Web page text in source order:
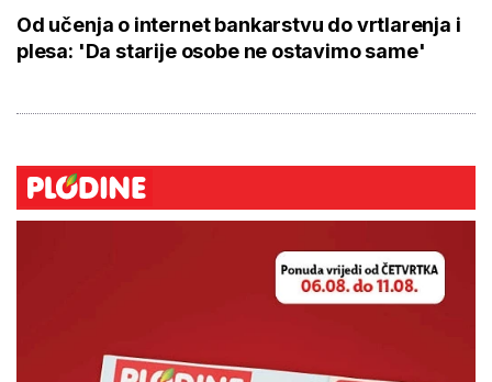
Od učenja o internet bankarstvu do vrtlarenja i
plesa: 'Da starije osobe ne ostavimo same'